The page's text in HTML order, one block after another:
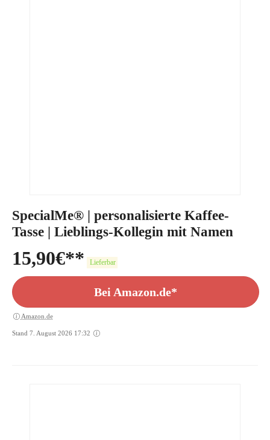
SpecialMe® | personalisierte Kaffee-
Tasse | Lieblings-Kollegin mit Namen
15,90€ Lieferbar
Bei Amazon.de*
Amazon.de
Stand 7. August 2026 17:32